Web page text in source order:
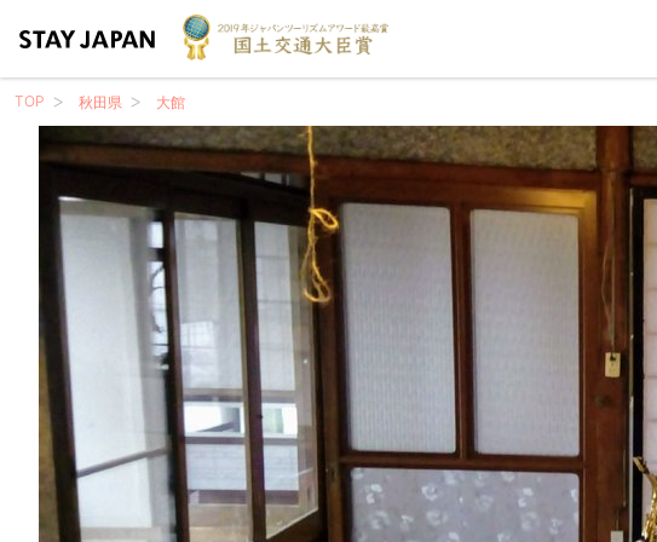
TOP 秋田県 大館